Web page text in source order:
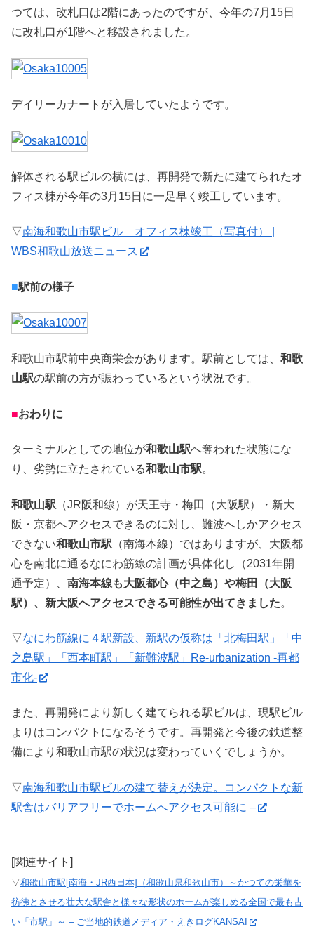
つては、改札口は2階にあったのですが、今年の7月15日
に改札口が1階へと移設されました。
デイリーカナートが入居していたようです。
解体される駅ビルの横には、再開発で新たに建てられたオ
フィス棟が今年の3月15日に一足早く竣工しています。
▽南海和歌山市駅ビル オフィス棟竣工（写真付） |
WBS和歌山放送ニュース
■駅前の様子
和歌山市駅前中央商栄会があります。駅前としては、 和歌
山駅の駅前の方が賑わっているという状況です。
■おわりに
ターミナルとしての地位が和歌山駅へ奪われた状態にな
り、劣勢に立たされている和歌山市駅。
和歌山駅 （JR阪和線）が天王寺・梅田（大阪駅）・新大
阪・京都へアクセスできるのに対し、難波へしかアクセス
できない和歌山市駅 （南海本線）ではありますが、大阪都
心を南北に通るなにわ筋線の計画が具体化し（2031年開
通予定）、 南海本線も大阪都心（中之島）や梅田（大阪
駅）、新大阪へアクセスできる可能性が出てきました。
▽なにわ筋線に４駅新設、新駅の仮称は「北梅田駅」「中
之島駅」「西本町駅」「新難波駅」Re-urbanization -再都
市化-
また、再開発により新しく建てられる駅ビルは、現駅ビル
よりはコンパクトになるそうです。再開発と今後の鉄道整
備により和歌山市駅の状況は変わっていくでしょうか。
▽南海和歌山市駅ビルの建て替えが決定。コンパクトな新
駅舎はバリアフリーでホームへアクセス可能に –
[関連サイト]
▽和歌山市駅[南海・JR西日本]（和歌山県和歌山市）～かつての栄華を
彷彿とさせる壮大な駅舎と様々な形状のホームが楽しめる全国で最も古
い「市駅」～ – ご当地的鉄道メディア・えきログKANSAI